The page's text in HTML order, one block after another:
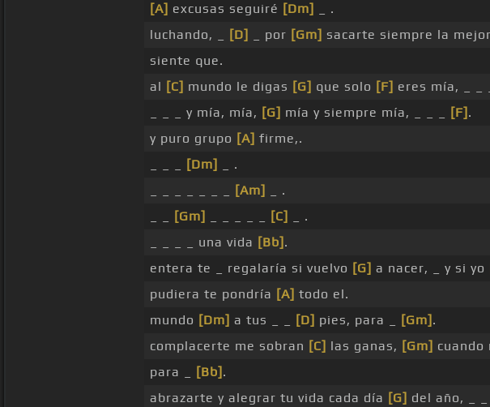
[A] excusas seguiré [Dm]
_ .
luchando, _
[D] _ por [Gm] sacarte siempre la
siente que.
al [C] mundo le digas [G] que solo [F] eres mía, _ _
_ _ _ y mía, mía, [G] mía y siempre mía, _ _ _ [F] .
y puro grupo [A] firme,.
[Dm]
_ .
[Am]
_ .
[Gm] [C]
_ .
_ _ _ _ una vida [Bb] .
entera te _ regalaría si vuelvo [G] a nacer, _ y si yo
pudiera te pondría [A] todo el.
mundo [Dm] a tus _ _ [D] pies, para _ [Gm] .
complacerte me sobran [C] las ganas, [Gm] cuando
para _
[Bb] .
abrazarte y alegrar tu vida cada día [G] del año, _